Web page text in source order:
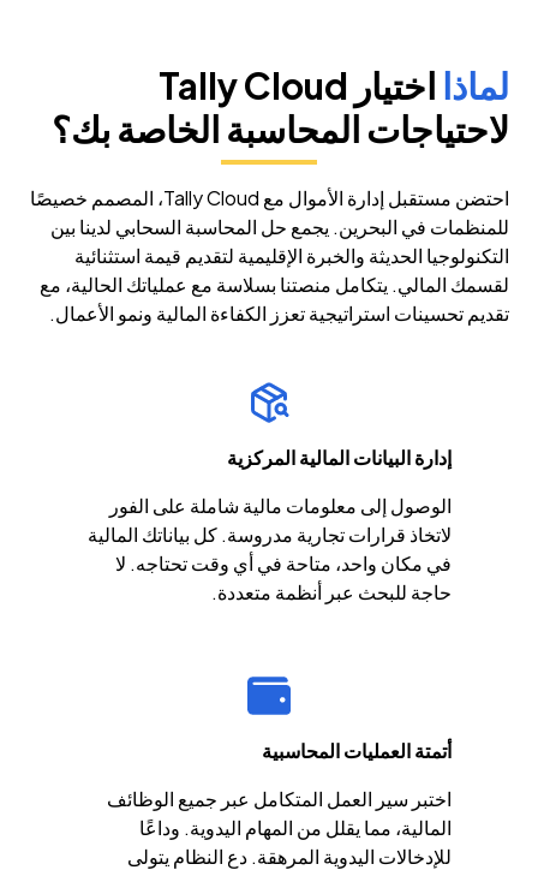
لماذا
اختيار Tally Cloud
لاحتياجات المحاسبة الخاصة بك؟
احتضن مستقبل إدارة الأموال مع Tally Cloud، المصمم خصيصًا
للمنظمات في البحرين. يجمع حل المحاسبة السحابي لدينا بين
التكنولوجيا الحديثة والخبرة الإقليمية لتقديم قيمة استثنائية
لقسمك المالي. يتكامل منصتنا بسلاسة مع عملياتك الحالية، مع
تقديم تحسينات استراتيجية تعزز الكفاءة المالية ونمو الأعمال.
إدارة البيانات المالية المركزية
الوصول إلى معلومات مالية شاملة على الفور
لاتخاذ قرارات تجارية مدروسة. كل بياناتك المالية
في مكان واحد، متاحة في أي وقت تحتاجه. لا
حاجة للبحث عبر أنظمة متعددة.
أتمتة العمليات المحاسبية
اختبر سير العمل المتكامل عبر جميع الوظائف
المالية، مما يقلل من المهام اليدوية. وداعًا
للإدخالات اليدوية المرهقة. دع النظام يتولى